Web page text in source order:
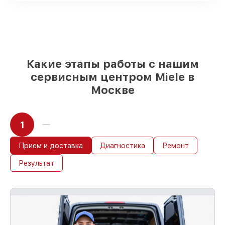
работ в течение пары часов, если
мастер приступает к восстановлению
сразу
Какие этапы работы с нашим
сервисным центром Miele в
Москве
1
Прием и доставка Диагностика Ремонт
Результат